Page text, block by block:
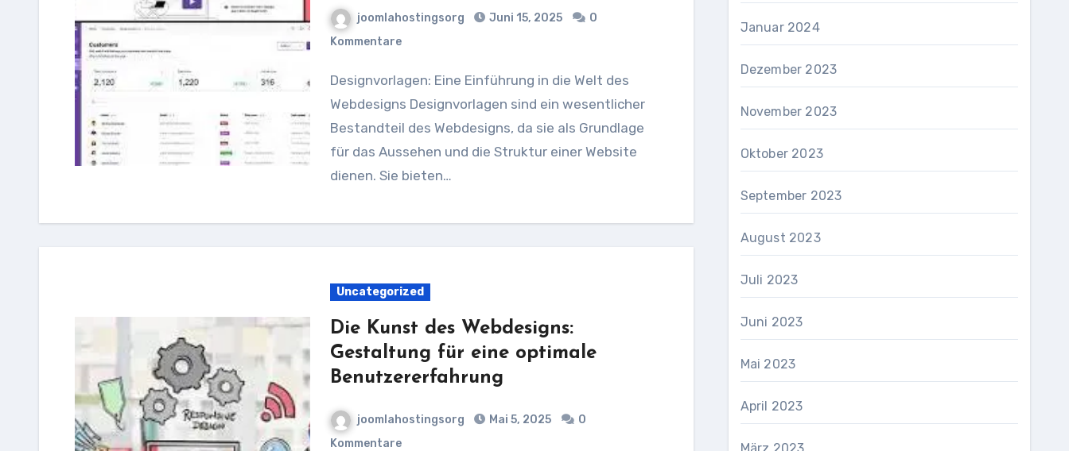
joomlahostingsorg Juni 15, 2025
0
Kommentare
Designvorlagen: Eine Einführung in die Welt des
Webdesigns Designvorlagen sind ein wesentlicher
Bestandteil des Webdesigns, da sie als Grundlage
für das Aussehen und die Struktur einer Website
dienen. Sie bieten…
Uncategorized
Die Kunst des Webdesigns:
Gestaltung für eine optimale
Benutzererfahrung
joomlahostingsorg Mai 5, 2025
0
Kommentare
Januar 2024
Dezember 2023
November 2023
Oktober 2023
September 2023
August 2023
Juli 2023
Juni 2023
Mai 2023
April 2023